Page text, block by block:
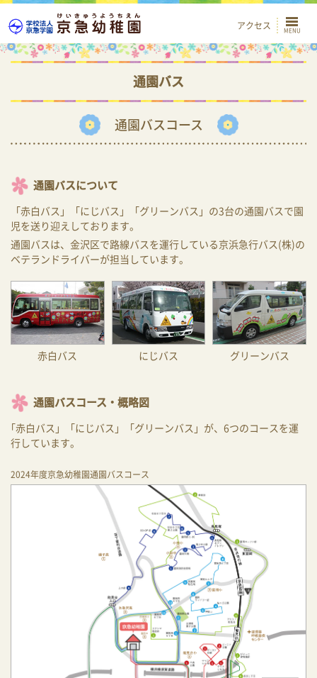
アクセス
通園バス
通園バスコース
通園バスについて
「赤白バス」「にじバス」「グリーンバス」の3台の通園バスで園
児を送り迎えしております。
通園バスは、金沢区で路線バスを運行している京浜急行バス(株)の
ベテランドライバーが担当しています。
赤白バス にじバス グリーンバス
通園バスコース・概略図
「赤白バス」「にじバス」「グリーンバス」が、6つのコースを運
行しています。
2024年度京急幼稚園通園バスコース